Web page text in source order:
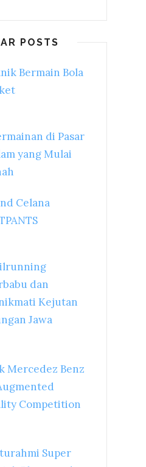
POSTS
Bermain Bola
di Pasar
yang Mulai
Celana
dan
Kejutan
Jawa
Mercedez Benz
Competition
Super